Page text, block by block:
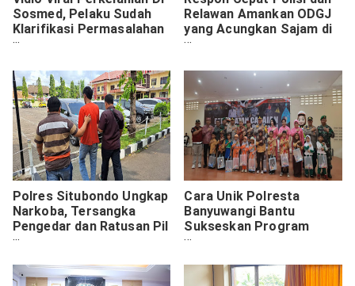
Sosmed, Pelaku Sudah
Klarifikasi Permasalahan
Ke Polsek Kuta Utara
Relawan Amankan ODGJ
yang Acungkan Sajam di
Pasar Besar Kota Malang
Polres Situbondo Ungkap
Narkoba, Tersangka
Pengedar dan Ratusan Pil
Trex Berhasil Diamankan
Cara Unik Polresta
Banyuwangi Bantu
Sukseskan Program
Imunisasi Polio